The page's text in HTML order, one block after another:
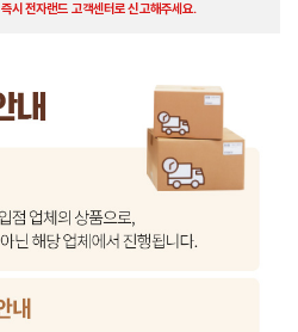
즉시 전자랜드 고객센터로 신고해주세요.